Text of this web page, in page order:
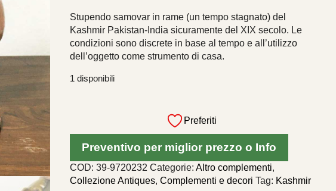
Stupendo samovar in rame (un tempo stagnato) del
Kashmir Pakistan-India sicuramente del XIX secolo. Le
condizioni sono discrete in base al tempo e all’utilizzo
dell’oggetto come strumento di casa.
1 disponibili
India
XIX
secolo
Preferiti
Preventivo per miglior prezzo o Info
COD:39-9720232 Categorie:Altro complementi,
Collezione Antiques,Complementi e decori Tag: Kashmir